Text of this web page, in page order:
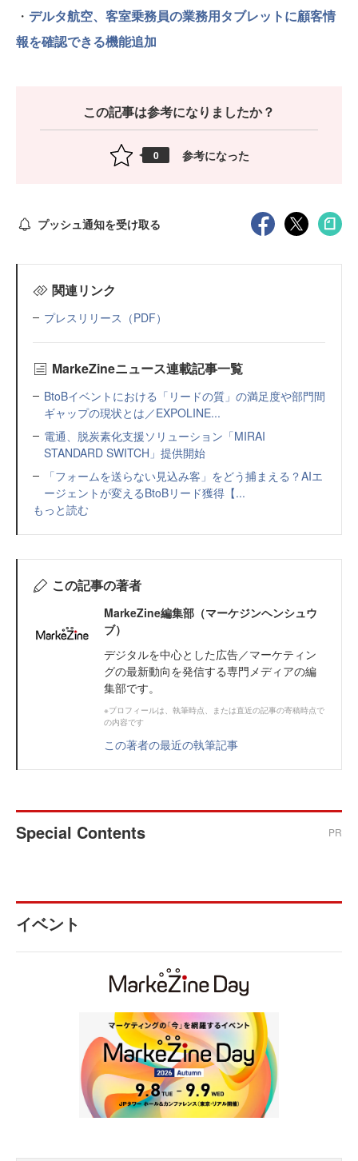
・ デルタ航空、客室乗務員の業務用タブレットに顧客情
報を確認できる機能追加
この記事は参考になりましたか？
0 参考になった
プッシュ通知を受け取る
関連リンク
プレスリリース（PDF）
MarkeZineニュース連載記事一覧
BtoBイベントにおける「リードの質」の満足度や部門間
ギャップの現状とは／EXPOLINE...
電通、脱炭素化支援ソリューション「MIRAI
STANDARD SWITCH」提供開始
「フォームを送らない見込み客」をどう捕まえる？AIエ
ージェントが変えるBtoBリード獲得【...
もっと読む
この記事の著者
MarkeZine編集部（マーケジンヘンシュウ
ブ）
デジタルを中心とした広告／マーケティン
グの最新動向を発信する専門メディアの編
集部です。
※プロフィールは、執筆時点、または直近の記事の寄稿時点で
の内容です
この著者の最近の執筆記事
Special Contents PR
イベント